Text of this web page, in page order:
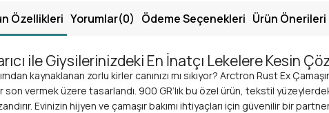
Özellikleri Yorumlar(0) Ödeme Seçenekleri Ürün Önerileri
ile Giysilerinizdeki En İnatçı Lekelere Kesin
kaynaklanan zorlu kirler canınızı mı sıkıyor? Arctron Rust Ex
vermek üzere tasarlandı. 900 GR’lık bu özel ürün, tekstil
Evinizin hijyen ve çamaşır bakımı ihtiyaçları için güvenilir bir